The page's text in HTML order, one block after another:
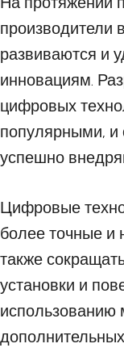
производители
развиваются и
инновациям.
цифровых
популярными, и
успешно
Цифровые
более точные и
также
установки и
использованию